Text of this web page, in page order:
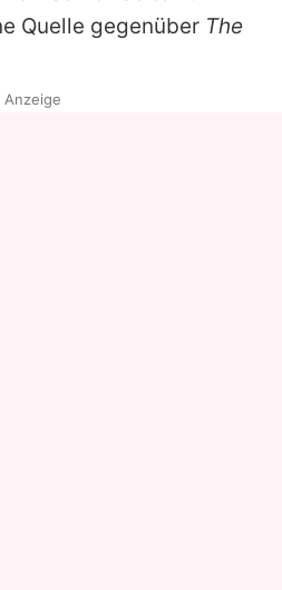
Quelle gegenüber The
Anzeige